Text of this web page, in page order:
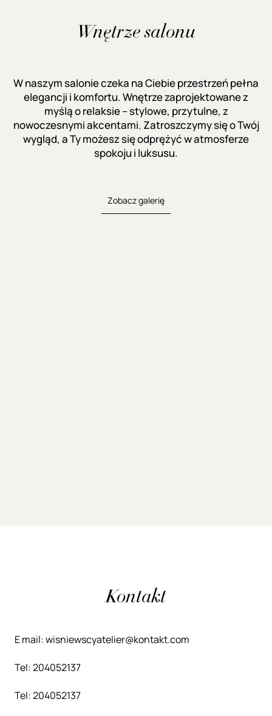
Wnętrze salonu
W naszym salonie czeka na Ciebie przestrzeń pełna
elegancji i komfortu. Wnętrze zaprojektowane z
myślą o relaksie – stylowe, przytulne, z
nowoczesnymi akcentami. Zatroszczymy się o Twój
wygląd, a Ty możesz się odprężyć w atmosferze
spokoju i luksusu.
Zobacz galerię
Kontakt
E mail: wisniewscyatelier@kontakt.com
Tel: 204052137
Tel: 204052137